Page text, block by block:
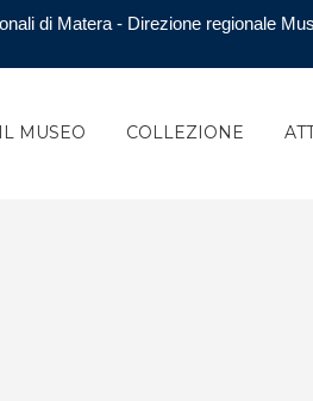
di Matera - Direzione regionale
IL MUSEO COLLEZIONE